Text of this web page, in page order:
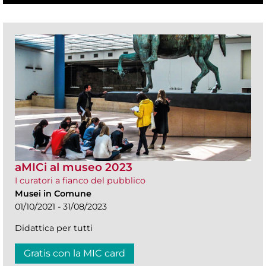
aMICi al museo 2023
I curatori a fianco del pubblico
Musei in Comune
01/10/2021 - 31/08/2023
Didattica per tutti
Gratis con la MIC card